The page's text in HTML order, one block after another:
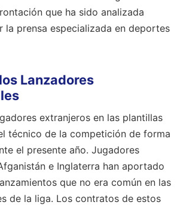
que ha sido analizada
la prensa especializada en deportes
Lanzadores
extranjeros en las plantillas
técnico de la competición de forma
el presente año. Jugadores
e Inglaterra han aportado
que no era común en las
de la liga. Los contratos de estos